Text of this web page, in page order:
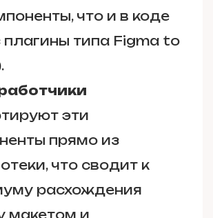
что и в коде
плагины типа Figma to
эти
прямо из
что сводит к
расхождения
макетом и